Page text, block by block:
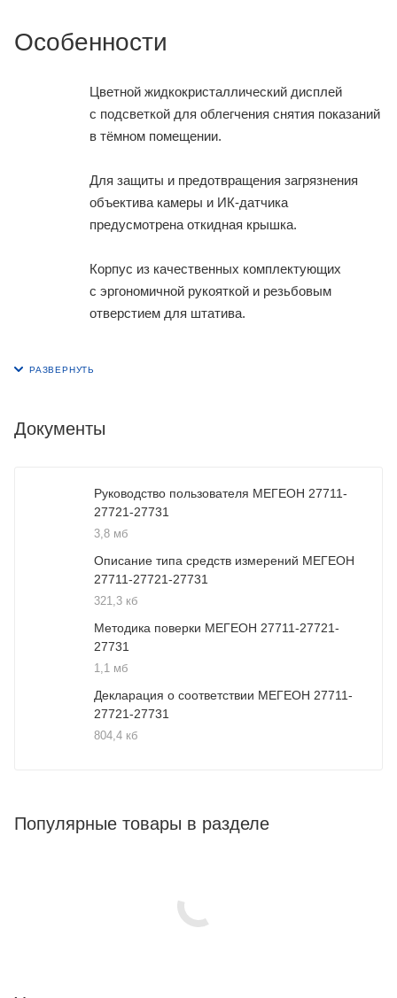
Особенности
Цветной жидкокристаллический дисплей
с подсветкой для облегчения снятия показаний
в тёмном помещении.
Для защиты и предотвращения загрязнения
объектива камеры и ИК-датчика
предусмотрена откидная крышка.
Корпус из качественных комплектующих
с эргономичной рукояткой и резьбовым
отверстием для штатива.
Документы
Руководство пользователя МЕГЕОН 27711-
27721-27731
3,8 мб
Описание типа средств измерений МЕГЕОН
27711-27721-27731
321,3 кб
Методика поверки МЕГЕОН 27711-27721-
27731
1,1 мб
Декларация о соответствии МЕГЕОН 27711-
27721-27731
804,4 кб
Популярные товары в разделе